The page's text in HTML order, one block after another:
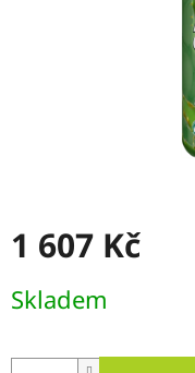
1 607 Kč
cena:
Skladem